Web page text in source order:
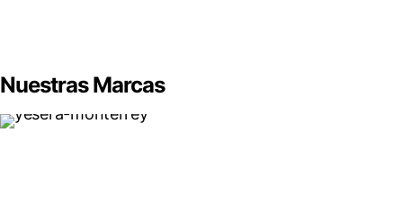
Nuestras Marcas